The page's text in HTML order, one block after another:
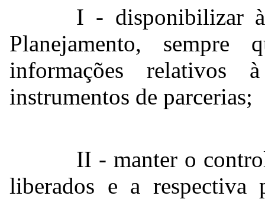
I - disponibilizar à
Planejamento, sempre
informações relativos
instrumentos de parcerias;
II - manter o
liberados e a respectiva